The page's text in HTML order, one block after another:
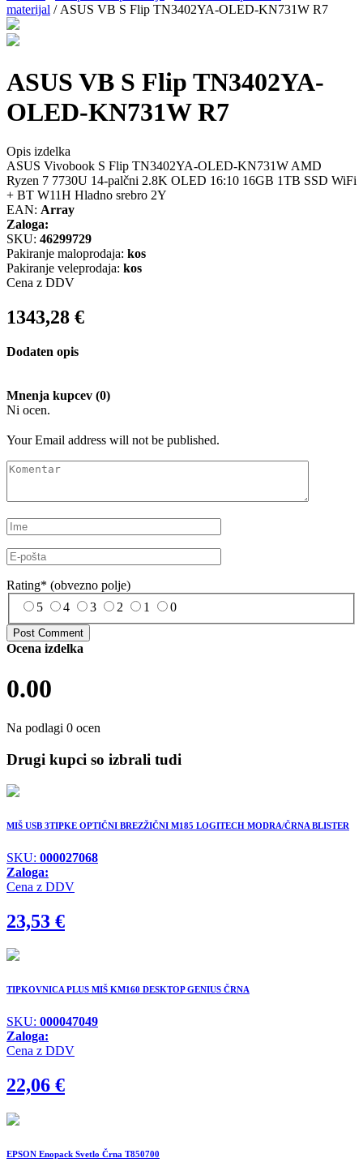
materijal / ASUS VB S Flip TN3402YA-OLED-KN731W R7
ASUS VB S Flip TN3402YA-
OLED-KN731W R7
Opis izdelka
ASUS Vivobook S Flip TN3402YA-OLED-KN731W AMD
Ryzen 7 7730U 14-palčni 2.8K OLED 16:10 16GB 1TB SSD WiFi
+ BT W11H Hladno srebro 2Y
EAN: Array
Zaloga:
SKU: 46299729
Pakiranje maloprodaja: kos
Pakiranje veleprodaja: kos
Cena z DDV
1343,28 €
Dodaten opis
Mnenja kupcev (0)
Ni ocen.
Your Email address will not be published.
Rating* (obvezno polje)
5
4 3 2 1 0
Ocena izdelka
0.00
Na podlagi 0 ocen
Drugi kupci so izbrali tudi
MIŠ USB 3TIPKE OPTIČNI BREZŽIČNI M185 LOGITECH MODRA/ČRNA BLISTER
SKU: 000027068
Zaloga:
Cena z DDV
23,53 €
TIPKOVNICA PLUS MIŠ KM160 DESKTOP GENIUS ČRNA
SKU: 000047049
Zaloga:
Cena z DDV
22,06 €
EPSON Enopack Svetlo Črna T850700